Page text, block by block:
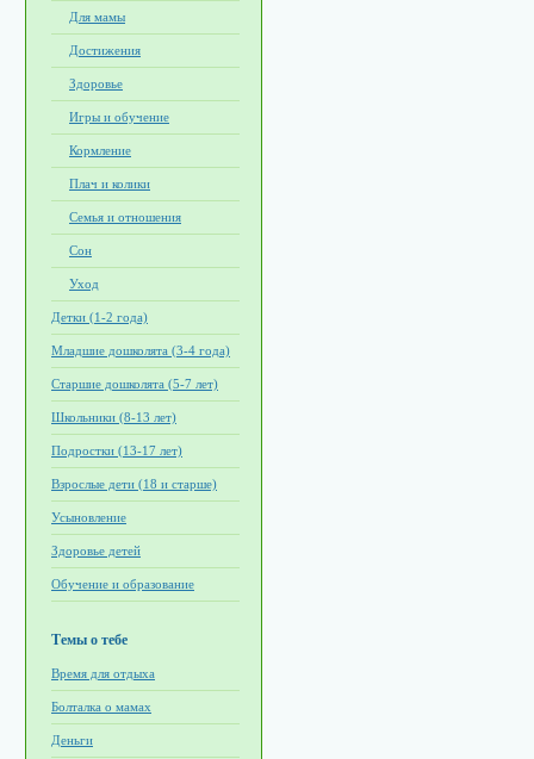
Для мамы
Достижения
Здоровье
Игры и обучение
Кормление
Плач и колики
Семья и отношения
Сон
Уход
Детки (1-2 года)
Младшие дошколята (3-4 года)
Старшие дошколята (5-7 лет)
Школьники (8-13 лет)
Подростки (13-17 лет)
Взрослые дети (18 и старше)
Усыновление
Здоровье детей
Обучение и образование
Темы о тебе
Время для отдыха
Болталка о мамах
Деньги